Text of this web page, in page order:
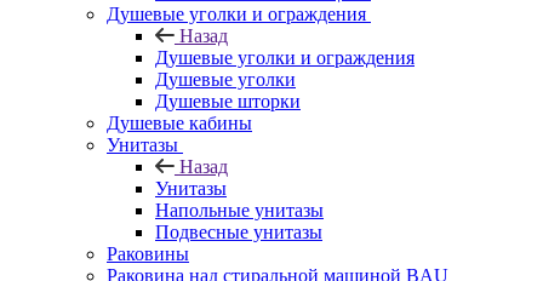
Душевые уголки и ограждения
Назад
Душевые уголки и ограждения
Душевые уголки
Душевые шторки
Душевые кабины
Унитазы
Назад
Унитазы
Напольные унитазы
Подвесные унитазы
Раковины
Раковина над стиральной машиной BAU